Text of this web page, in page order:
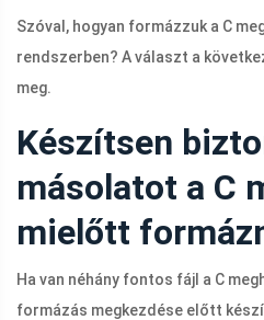
Szóval, hogyan formázzuk a C
rendszerben? A választ a
meg.
Készítsen
másolatot a C
mielőtt
Ha van néhány fontos fájl a C
formázás megkezdése előtt